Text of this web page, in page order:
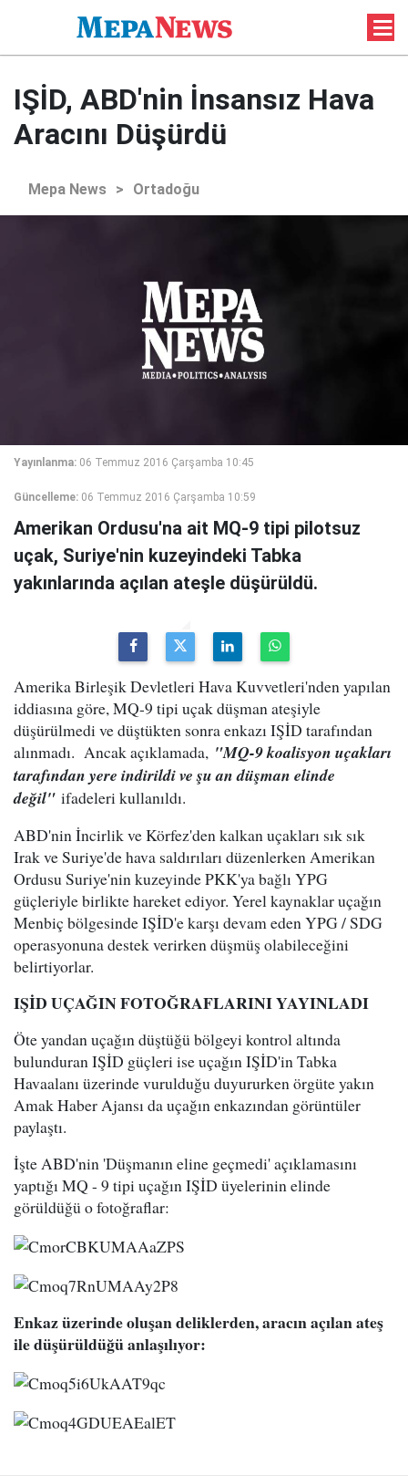
IŞİD, ABD'nin İnsansız Hava
Aracını Düşürdü
Mepa News > Ortadoğu
Yayınlanma: 06 Temmuz 2016 Çarşamba 10:45
Güncelleme: 06 Temmuz 2016 Çarşamba 10:59
Amerikan Ordusu'na ait MQ-9 tipi pilotsuz
uçak, Suriye'nin kuzeyindeki Tabka
yakınlarında açılan ateşle düşürüldü.
Amerika Birleşik Devletleri Hava Kuvvetleri'nden yapılan
iddiasına göre, MQ-9 tipi uçak düşman ateşiyle
düşürülmedi ve düştükten sonra enkazı IŞİD tarafından
alınmadı. Ancak açıklamada, "MQ-9 koalisyon uçakları
tarafından yere indirildi ve şu an düşman elinde
değil" ifadeleri kullanıldı.
ABD'nin İncirlik ve Körfez'den kalkan uçakları sık sık
Irak ve Suriye'de hava saldırıları düzenlerken Amerikan
Ordusu Suriye'nin kuzeyinde PKK'ya bağlı YPG
güçleriyle birlikte hareket ediyor. Yerel kaynaklar uçağın
Menbiç bölgesinde IŞİD'e karşı devam eden YPG / SDG
operasyonuna destek verirken düşmüş olabileceğini
belirtiyorlar.
IŞİD UÇAĞIN FOTOĞRAFLARINI YAYINLADI
Öte yandan uçağın düştüğü bölgeyi kontrol altında
bulunduran IŞİD güçleri ise uçağın IŞİD'in Tabka
Havaalanı üzerinde vurulduğu duyururken örgüte yakın
Amak Haber Ajansı da uçağın enkazından görüntüler
paylaştı.
İşte ABD'nin 'Düşmanın eline geçmedi' açıklamasını
yaptığı MQ - 9 tipi uçağın IŞİD üyelerinin elinde
görüldüğü o fotoğraflar:
Enkaz üzerinde oluşan deliklerden, aracın açılan ateş
ile düşürüldüğü anlaşılıyor: